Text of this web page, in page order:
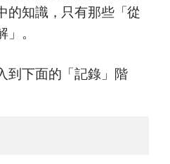
的知識，只有那些「從
。
到下面的「記錄」階